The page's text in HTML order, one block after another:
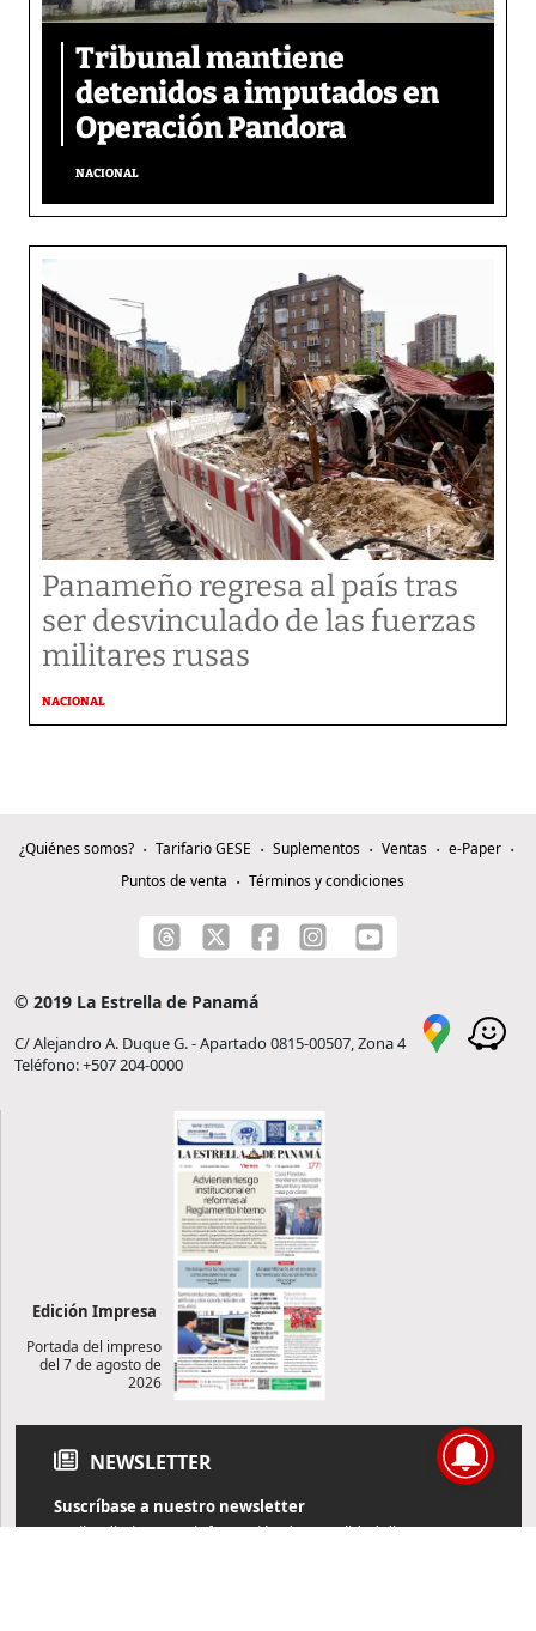
Tribunal mantiene
detenidos a imputados en
Operación Pandora
NACIONAL
Panameño regresa al país tras
ser desvinculado de las fuerzas
militares rusas
NACIONAL
¿Quiénes somos? Tarifario GESE Suplementos Ventas
e-Paper
Puntos de venta
Términos y condiciones
© 2019 La Estrella de Panamá
C/ Alejandro A. Duque G. - Apartado 0815-00507, Zona 4
Teléfono: +507 204-0000
Edición Impresa
Portada del impreso
del 7 de agosto de
2026
NEWSLETTER
Suscríbase a nuestro newsletter
Reciba diariamente información de actualidad directamente en